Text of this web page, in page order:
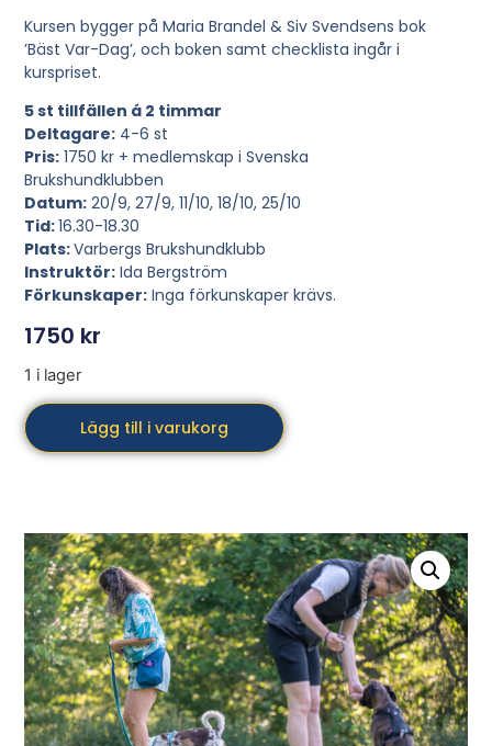
Kursen bygger på Maria Brandel & Siv Svendsens bok
’Bäst Var-Dag’, och boken samt checklista ingår i
kurspriset.
5 st tillfällen á 2 timmar
Deltagare: 4-6 st
Pris: 1750 kr + medlemskap i Svenska
Brukshundklubben
Datum: 20/9, 27/9, 11/10, 18/10, 25/10
Tid:16.30-18.30
Plats:Varbergs Brukshundklubb
Instruktör: Ida Bergström
Förkunskaper: Inga förkunskaper krävs.
1750 kr
1 i lager
Lägg till i varukorg